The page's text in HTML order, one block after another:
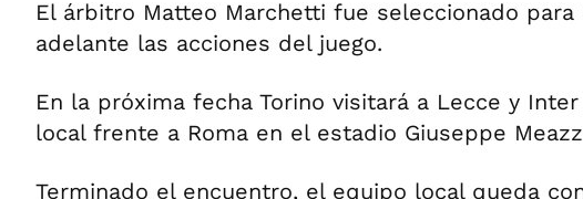
El árbitro Matteo Marchetti fue seleccionado para
adelante las acciones del juego.
En la próxima fecha Torino visitará a Lecce y
local frente a Roma en el estadio Giuseppe
Terminado el encuentro, el equipo local queda